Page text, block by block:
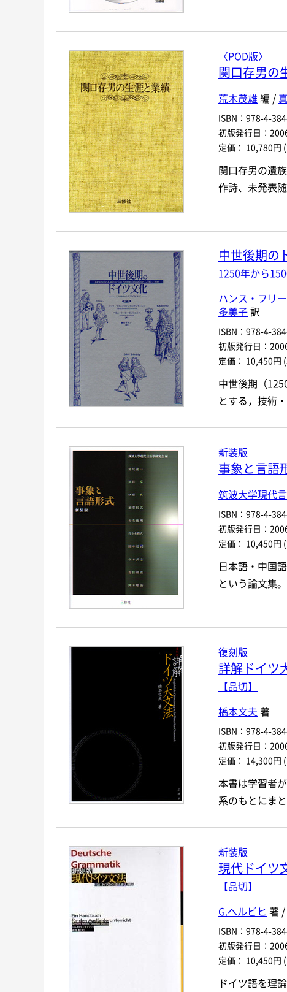
〈POD版〉
関口存男の
荒木茂雄 編 /
ISBN：978-4-
初版発行日：
定価： 10,780円
関口存男の遺
作詩、未発表
中世後期の
1250年から
ハンス・フリ
多美子訳
ISBN：978-4-
初版発行日：
定価： 10,450円
中世後期（
とする，技術
新装版
事象と言語
筑波大学現代
ISBN：978-4-
初版発行日：
定価： 10,450円
日本語・中国
という論文集
復刻版
詳解ドイツ
【品切】
橋本文夫 著
ISBN：978-4-
初版発行日：
定価： 14,300円
本書は学習者
系のもとにま
新装版
現代ドイツ
【品切】
G.ヘルビヒ 著 /
ISBN：978-4-
初版発行日：
定価： 10,450円
ドイツ語を理